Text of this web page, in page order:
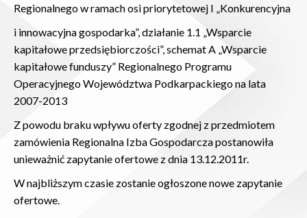
Regionalnego w ramach osi priorytetowej I „Konkurencyjna
i innowacyjna gospodarka”, działanie 1.1 „Wsparcie
kapitałowe przedsiębiorczości”, schemat A „Wsparcie
kapitałowe funduszy” Regionalnego Programu
Operacyjnego Województwa Podkarpackiego na lata
2007-2013
Z powodu braku wpływu oferty zgodnej z przedmiotem
zamówienia Regionalna Izba Gospodarcza postanowiła
unieważnić zapytanie ofertowe z dnia 13.12.2011r.
W najbliższym czasie zostanie ogłoszone nowe zapytanie
ofertowe.